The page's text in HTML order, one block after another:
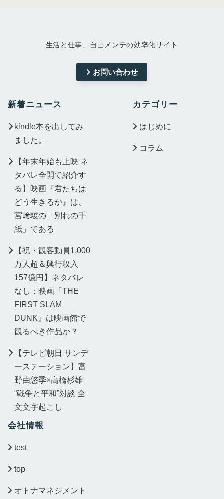
生活と仕事、自己メンテの効率化サイト
お問い合わせ
新着ニュース
kindle本を出してみ
ました。
【年末年始も上映 ネ
タバレ全開で紹介す
る】映画『君たちは
どう生きるか』は、
宮﨑駿の「別れの手
紙」である
【祝・観客動員1,000
万人超＆興行収入
157億円】ネタバレ
なし：映画『THE
FIRST SLAM
DUNK』は映画館で
観るべき作品か？
【テレビ朝日 サンデ
ーステーション】富
野由悠季×高橋杉雄
“戦争と平和”対談 全
文文字起こし
カテゴリー
はじめに
コラム
会社情報
test
top
オトナマネジメント